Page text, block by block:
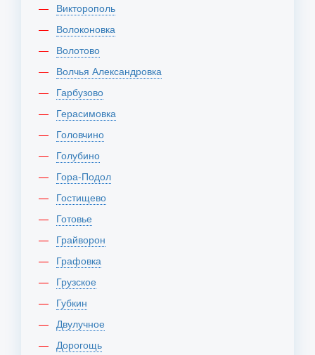
Викторополь
Волоконовка
Волотово
Волчья Александровка
Гарбузово
Герасимовка
Головчино
Голубино
Гора-Подол
Гостищево
Готовье
Грайворон
Графовка
Грузское
Губкин
Двулучное
Дорогощь